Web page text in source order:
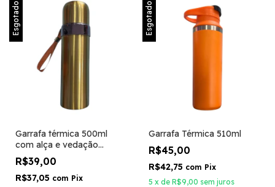
Esgotado
Garrafa térmica 500ml
com alça e vedação
reforçada
R$39,00
R$37,05 com Pix
Esgotado
Garrafa Térmica 510ml
R$45,00
R$42,75 com Pix
5 x de R$9,00 sem juros